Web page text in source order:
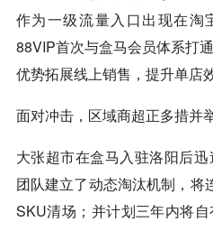
作为一级流量入口出现在淘
88VIP首次与盒马会员体系打
优势拓展线上销售，提升单店效
面对冲击，区域商超正多措并
大张超市在盒马入驻洛阳后
团队建立了动态淘汰机制，将
SKU清场；并计划三年内将